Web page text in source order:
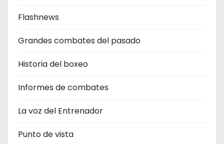
Flashnews
Grandes combates del pasado
Historia del boxeo
Informes de combates
La voz del Entrenador
Punto de vista